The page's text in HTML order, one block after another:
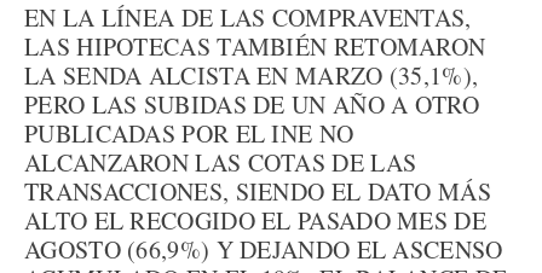
EN LA LÍNEA DE LAS COMPRAVENTAS,
LAS HIPOTECAS TAMBIÉN RETOMARON
LA SENDA ALCISTA EN MARZO (35,1%),
PERO LAS SUBIDAS DE UN AÑO A OTRO
PUBLICADAS POR EL INE NO
ALCANZARON LAS COTAS DE LAS
TRANSACCIONES, SIENDO EL DATO MÁS
ALTO EL RECOGIDO EL PASADO MES DE
AGOSTO (66,9%) Y DEJANDO EL ASCENSO